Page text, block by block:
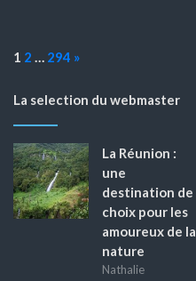
Page:
1 2 294 Next
»
La selection du webmaster
La Réunion :
une
destination de
choix pour les
amoureux de la
nature
Nathalie